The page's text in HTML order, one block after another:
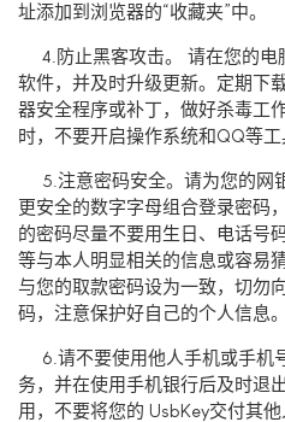
址添加到浏览器的“收藏夹”中。
4.防止黑客攻击。 请在您的电
软件，并及时升级更新。定期下
器安全程序或补丁，做好杀毒工
时，不要开启操作系统和QQ等工
5.注意密码安全。请为您的网
更安全的数字字母组合登录密码
的密码尽量不要用生日、电话号
等与本人明显相关的信息或容易
与您的取款密码设为一致，切勿
码，注意保护好自己的个人信息。
6.请不要使用他人手机或手机
务，并在使用手机银行后及时退
用，不要将您的 UsbKey交付其他